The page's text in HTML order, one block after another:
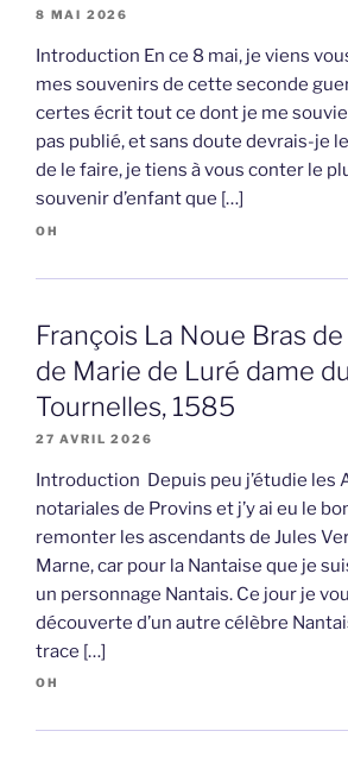
8 MAI 2026
Introduction En ce 8 mai, je viens
mes souvenirs de cette seconde
certes écrit tout ce dont je me
pas publié, et sans doute devrais-je
de le faire, je tiens à vous conter le
souvenir d’enfant que […]
OH
François La Noue Bras
de Marie de Luré dame
Tournelles, 1585
27 AVRIL 2026
Introduction Depuis peu j’étudie les
notariales de Provins et j’y ai eu le
remonter les ascendants de Jules
Marne, car pour la Nantaise que je
un personnage Nantais. Ce jour je
découverte d’un autre célèbre
trace […]
OH